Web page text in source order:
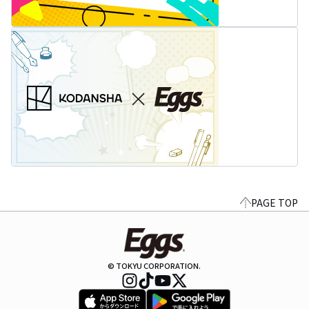
PAGE TOP
© TOKYU CORPORATION.